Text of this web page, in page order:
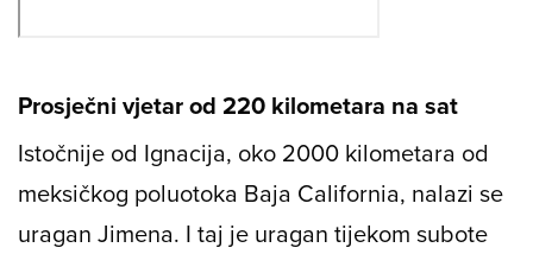
Prosječni vjetar od 220 kilometara na sat
Istočnije od Ignacija, oko 2000 kilometara od
meksičkog poluotoka Baja California, nalazi se
uragan Jimena. I taj je uragan tijekom subote